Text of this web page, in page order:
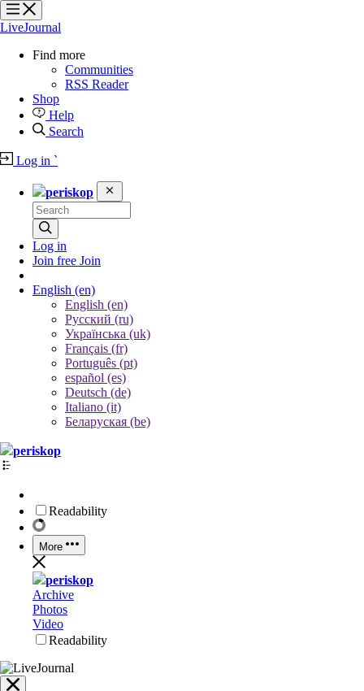
?
?
?
?
LiveJournal
Find more
Communities
RSS Reader
Shop
Help
Search
Log in `
periskop
Log in
Join free Join
English (en)
English (en)
Русский (ru)
Українська (uk)
Français (fr)
Português (pt)
español (es)
Deutsch (de)
Italiano (it)
Беларуская (be)
periskop
Readability
More
periskop
Archive
Photos
Video
Readability